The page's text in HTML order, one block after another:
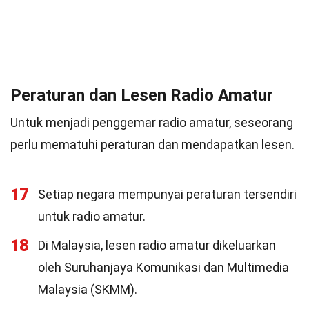
Peraturan dan Lesen Radio Amatur
Untuk menjadi penggemar radio amatur, seseorang
perlu mematuhi peraturan dan mendapatkan lesen.
17
Setiap negara mempunyai peraturan tersendiri
untuk radio amatur.
18
Di Malaysia, lesen radio amatur dikeluarkan
oleh Suruhanjaya Komunikasi dan Multimedia
Malaysia (SKMM).